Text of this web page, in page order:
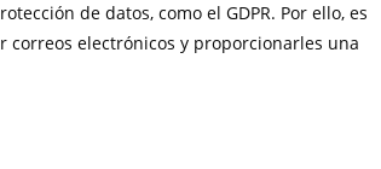
de datos, como el GDPR. Por ello, es
electrónicos y proporcionarles una